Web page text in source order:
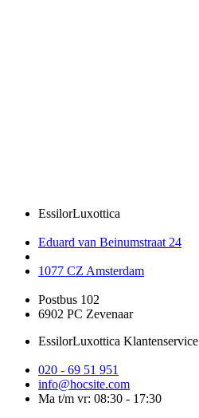
EssilorLuxottica
Eduard van Beinumstraat 24
1077 CZ Amsterdam
Postbus 102
6902 PC Zevenaar
EssilorLuxottica Klantenservice
020 - 69 51 951
info@hocsite.com
Ma t/m vr: 08:30 - 17:30